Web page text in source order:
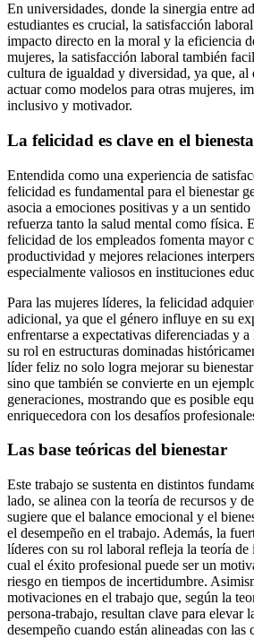
En universidades, donde la sinergia entre
estudiantes es crucial, la satisfacción
impacto directo en la moral y la eficiencia
mujeres, la satisfacción laboral también
cultura de igualdad y diversidad, ya que, al
actuar como modelos para otras mujeres,
inclusivo y motivador.
La felicidad es clave en el
Entendida como una experiencia de
felicidad es fundamental para el bienestar
asocia a emociones positivas y a un
refuerza tanto la salud mental como física.
felicidad de los empleados fomenta mayor
productividad y mejores relaciones
especialmente valiosos en instituciones
Para las mujeres líderes, la felicidad
adicional, ya que el género influye en su
enfrentarse a expectativas diferenciadas y
su rol en estructuras dominadas
líder feliz no solo logra mejorar su
sino que también se convierte en un
generaciones, mostrando que es posible
enriquecedora con los desafíos
Las base teóricas del bienestar
Este trabajo se sustenta en distintos
lado, se alinea con la teoría de recursos y
sugiere que el balance emocional y el
el desempeño en el trabajo. Además, la
líderes con su rol laboral refleja la teoría de
cual el éxito profesional puede ser un
riesgo en tiempos de incertidumbre.
motivaciones en el trabajo que, según la
persona-trabajo, resultan clave para elevar
desempeño cuando están alineadas con las